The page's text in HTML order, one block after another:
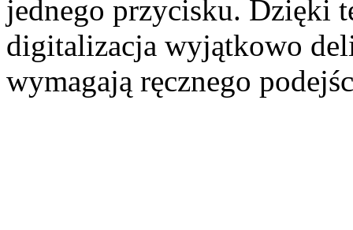
jednego przycisku. Dzięki
digitalizacja wyjątkowo
wymagają ręcznego